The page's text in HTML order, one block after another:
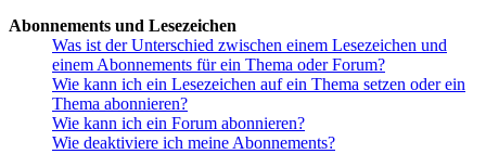
Abonnements und Lesezeichen
Was ist der Unterschied zwischen einem Lesezeichen und
einem Abonnements für ein Thema oder Forum?
Wie kann ich ein Lesezeichen auf ein Thema setzen oder ein
Thema abonnieren?
Wie kann ich ein Forum abonnieren?
Wie deaktiviere ich meine Abonnements?